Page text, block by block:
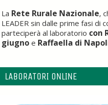
La Rete Rurale Nazionale,
LEADER sin dalle prime fasi di
parteciperà al laboratorio con
giugno e Raffaella di
LABORATORI ONLINE